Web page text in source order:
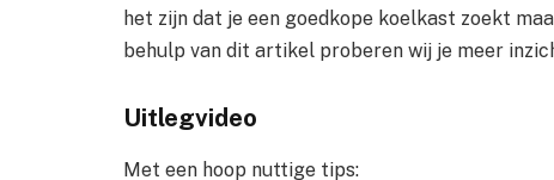
het zijn dat je een goedkope koelkast zoekt
behulp van dit artikel proberen wij je meer
Uitlegvideo
Met een hoop nuttige tips: